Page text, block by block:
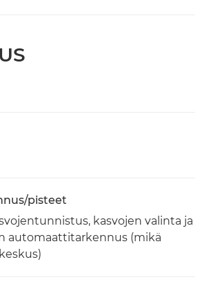
pisteet
kasvojen valinta ja
automaattitarkennus (mikä